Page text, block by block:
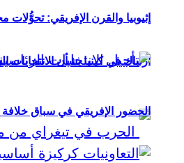
ارتباك في كينيا بشأن الانتخابات الرئاسية
إثيوبيا والقرن الإفريقي: تحوُّلات
الحضور الإفريقي في سباق خلافة